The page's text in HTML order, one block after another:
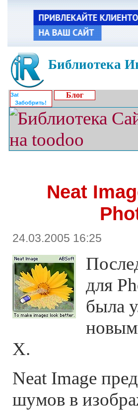
Библиотека
Забобрить!
Блог
Neat
24.03.2005 16:25
для
была
X.
Neat Image
шумов в